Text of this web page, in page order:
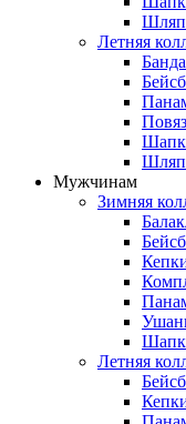
Летняя
Мужчинам
Зимняя
Летняя